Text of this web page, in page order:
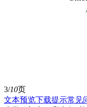
3/10页
文本预览下载提示常见